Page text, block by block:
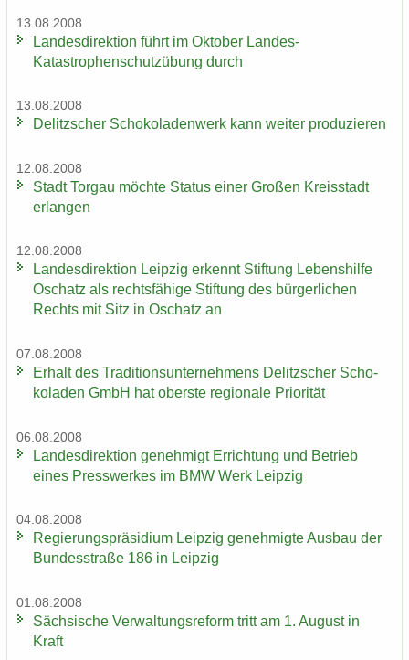
13.08.2008
Lan­des­di­rek­ti­on führt im Ok­to­ber Landes-​
Katastrophenschutzübung durch
13.08.2008
De­litz­scher Scho­ko­la­den­werk kann wei­ter pro­du­zie­ren
12.08.2008
Stadt Tor­gau möch­te Sta­tus einer Gro­ßen Kreis­stadt
er­lan­gen
12.08.2008
Lan­des­di­rek­ti­on Leip­zig er­kennt Stif­tung Le­bens­hil­fe
Oschatz als rechts­fä­hi­ge Stif­tung des bür­ger­li­chen
Rechts mit Sitz in Oschatz an
07.08.2008
Er­halt des Tra­di­ti­ons­un­ter­neh­mens De­litz­scher Scho­
ko­la­den GmbH hat obers­te re­gio­na­le Prio­ri­tät
06.08.2008
Lan­des­di­rek­ti­on ge­neh­migt Er­rich­tung und Be­trieb
eines Press­wer­kes im BMW Werk Leip­zig
04.08.2008
Re­gie­rungs­prä­si­di­um Leip­zig ge­neh­mig­te Aus­bau der
Bun­des­stra­ße 186 in Leip­zig
01.08.2008
Säch­si­sche Ver­wal­tungs­re­form tritt am 1. Au­gust in
Kraft